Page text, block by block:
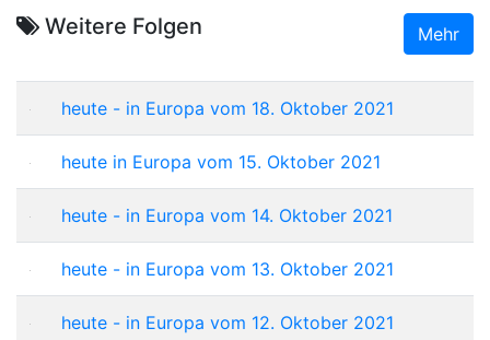
Weitere Folgen Mehr
heute - in Europa vom 18. Oktober 2021
heute in Europa vom 15. Oktober 2021
heute - in Europa vom 14. Oktober 2021
heute - in Europa vom 13. Oktober 2021
heute - in Europa vom 12. Oktober 2021